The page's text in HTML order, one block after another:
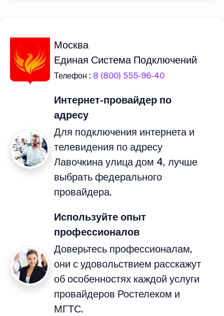
Москва
Единая Система Подключений
Телефон : 8 (800) 555-96-40
Интернет-провайдер по
адресу
Для подключения интернета и
телевидения по адресу
Лавочкина улица дом 4, лучше
выбрать федерального
провайдера.
Используйте опыт
профессионалов
Доверьтесь профессионалам,
они с удовольствием расскажут
об особенностях каждой услуги
провайдеров Ростелеком и
МГТС.